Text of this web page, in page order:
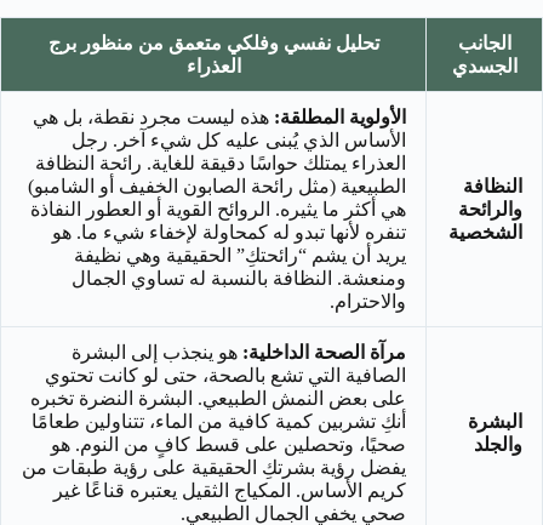
الجانب
الجسدي
تحليل نفسي وفلكي متعمق من منظور برج
العذراء
النظافة
والرائحة
الشخصية
الأولوية المطلقة: هذه ليست مجرد نقطة، بل هي
الأساس الذي يُبنى عليه كل شيء آخر. رجل
العذراء يمتلك حواسًا دقيقة للغاية. رائحة النظافة
الطبيعية (مثل رائحة الصابون الخفيف أو الشامبو)
هي أكثر ما يثيره. الروائح القوية أو العطور النفاذة
تنفره لأنها تبدو له كمحاولة لإخفاء شيء ما. هو
يريد أن يشم “رائحتكِ” الحقيقية وهي نظيفة
ومنعشة. النظافة بالنسبة له تساوي الجمال
والاحترام.
البشرة
والجلد
مرآة الصحة الداخلية: هو ينجذب إلى البشرة
الصافية التي تشع بالصحة، حتى لو كانت تحتوي
على بعض النمش الطبيعي. البشرة النضرة تخبره
أنكِ تشربين كمية كافية من الماء، تتناولين طعامًا
صحيًا، وتحصلين على قسط كافٍ من النوم. هو
يفضل رؤية بشرتكِ الحقيقية على رؤية طبقات من
كريم الأساس. المكياج الثقيل يعتبره قناعًا غير
صحي يخفي الجمال الطبيعي.